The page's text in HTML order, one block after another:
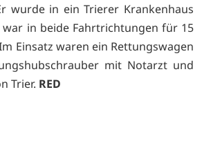
wurde in ein Trierer Krankenhaus
war in beide Fahrtrichtungen für 15
Einsatz waren ein Rettungswagen
mit Notarzt und
Trier. RED